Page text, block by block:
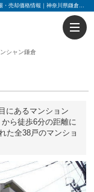
ヴィルアンシャン鎌倉｜富士見町駅の購入・売り物件、売却査定・相場・売却価格情報｜神奈川県鎌倉市台3丁目のマンション情報｜センチュリー21富士ハウジング
シャン鎌倉
にあるマンション
ら徒歩6分の距離に
た全38戸のマンショ